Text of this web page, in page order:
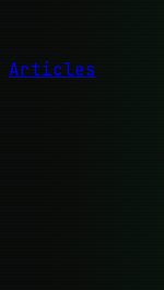
Articles